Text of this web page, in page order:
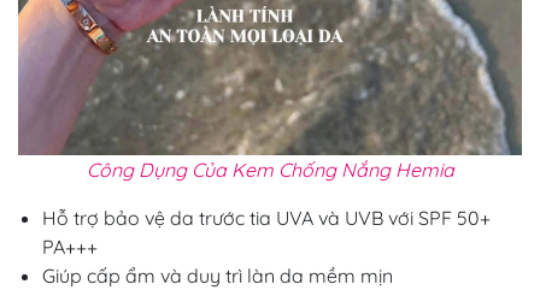
Công Dụng Của Kem Chống Nắng Hemia
Hỗ trợ bảo vệ da trước tia UVA và UVB với SPF 50+
PA+++
Giúp cấp ẩm và duy trì làn da mềm mịn